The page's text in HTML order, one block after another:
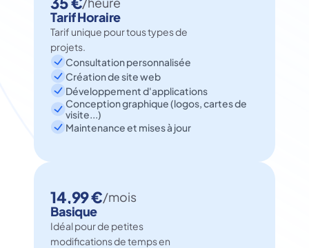
Tarif Horaire
Tarif unique pour tous types de
projets.
Consultation personnalisée
Création de site web
Développement d'applications
Conception graphique (logos, cartes de
visite...)
Maintenance et mises à jour
14,99 €/mois
Basique
Idéal pour de petites
modifications de temps en